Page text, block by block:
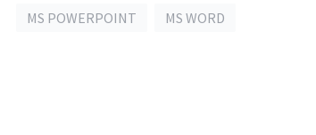
MS POWERPOINT
MS WORD